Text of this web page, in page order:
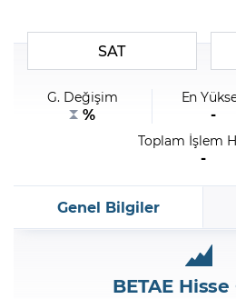
Şifremi Unuttum
SAT
G. Değişim
%
En
-
Toplam İşlem
-
Genel Bilgiler
BETAE